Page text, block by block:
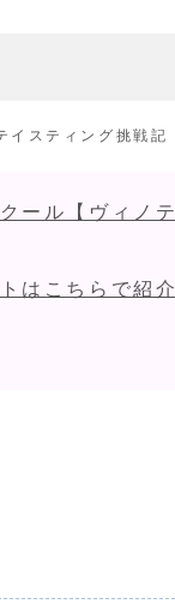
イスティング挑戦記
ール【ヴィノ
はこちらで紹介